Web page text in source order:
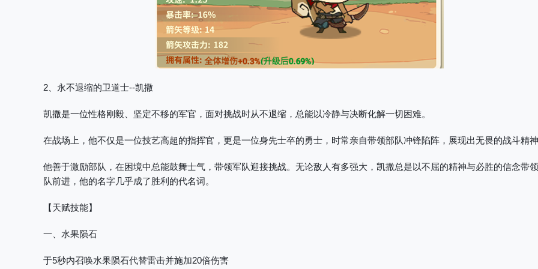
2、永不退缩的卫道士--凯撒
凯撒是一位性格刚毅、坚定不移的军官，面对挑战时从不退缩，总能以冷静与决断化解一切困难。
在战场上，他不仅是一位技艺高超的指挥官，更是一位身先士卒的勇士，时常亲自带领部队冲锋陷阵，展现出无畏的战斗精神
他善于激励部队，在困境中总能鼓舞士气，带领军队迎接挑战。无论敌人有多强大，凯撒总是以不屈的精神与必胜的信念带
队前进，他的名字几乎成了胜利的代名词。
【天赋技能】
一、水果陨石
于5秒内召唤水果陨石代替雷击并施加20倍伤害